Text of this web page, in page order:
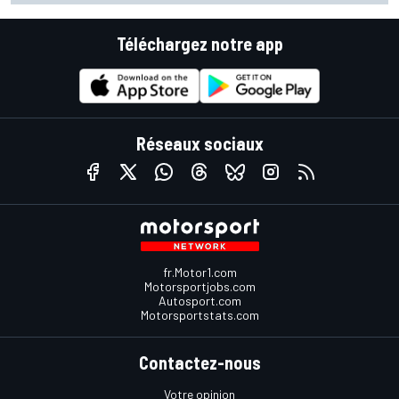
Téléchargez notre app
Réseaux sociaux
fr.Motor1.com
Motorsportjobs.com
Autosport.com
Motorsportstats.com
Contactez-nous
Votre opinion